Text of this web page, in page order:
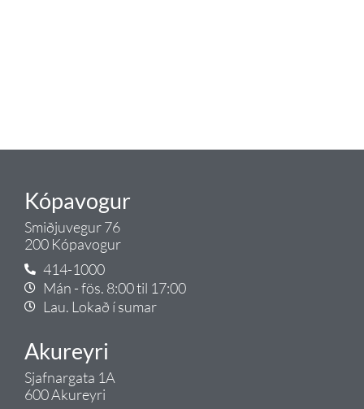
Kópavogur
Smiðjuvegur 76
200 Kópavogur
414-1000
Mán - fös. 8:00 til 17:00
Lau. Lokað í sumar
Akureyri
Sjafnargata 1A
600 Akureyri